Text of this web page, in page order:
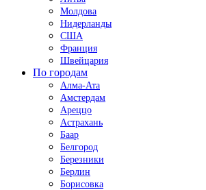
Молдова
Нидерланды
США
Франция
Швейцария
По городам
Алма-Ата
Амстердам
Ареццо
Астрахань
Баар
Белгород
Березники
Берлин
Борисовка